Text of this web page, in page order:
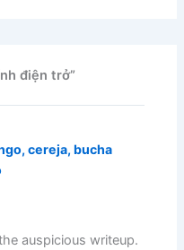
điện trở”
cereja, bucha
auspicious writeup.